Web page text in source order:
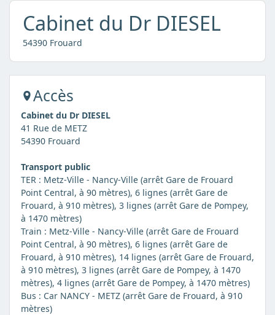
Cabinet du Dr DIESEL
54390 Frouard
Accès
Cabinet du Dr DIESEL
41 Rue de METZ
54390 Frouard
Transport public
TER : Metz-Ville - Nancy-Ville (arrêt Gare de Frouard
Point Central, à 90 mètres), 6 lignes (arrêt Gare de
Frouard, à 910 mètres), 3 lignes (arrêt Gare de Pompey,
à 1470 mètres)
Train : Metz-Ville - Nancy-Ville (arrêt Gare de Frouard
Point Central, à 90 mètres), 6 lignes (arrêt Gare de
Frouard, à 910 mètres), 14 lignes (arrêt Gare de Frouard,
à 910 mètres), 3 lignes (arrêt Gare de Pompey, à 1470
mètres), 4 lignes (arrêt Gare de Pompey, à 1470 mètres)
Bus : Car NANCY - METZ (arrêt Gare de Frouard, à 910
mètres)